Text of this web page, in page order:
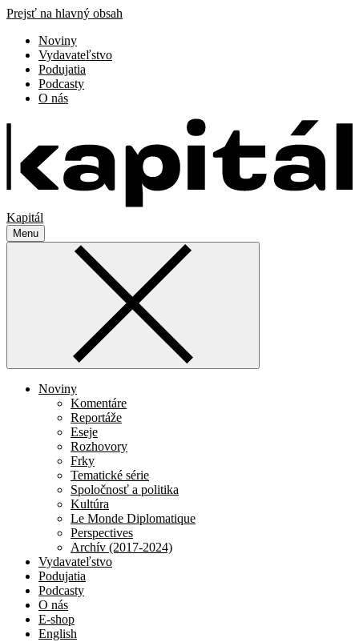
Prejsť na hlavný obsah
Noviny
Vydavateľstvo
Podujatia
Podcasty
O nás
Kapitál
Menu
Noviny
Komentáre
Reportáže
Eseje
Rozhovory
Frky
Tematické série
Spoločnosť a politika
Kultúra
Le Monde Diplomatique
Perspectives
Archív (2017-2024)
Vydavateľstvo
Podujatia
Podcasty
O nás
E-shop
English